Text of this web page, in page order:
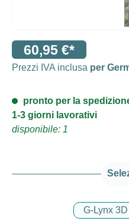
60,95 €*
Prezzi IVA inclusa per
pronto per la
1-3 giorni lavorativi
disponibile: 1
G-Lynx